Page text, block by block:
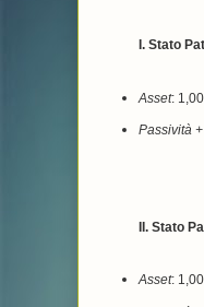
I. Stato
Asset:
Passività
II. Stato
Asset: